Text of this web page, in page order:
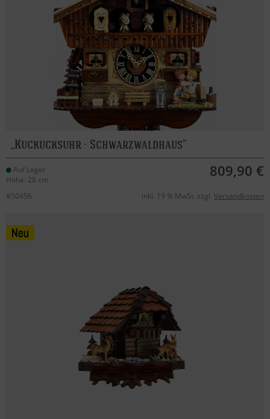
Kuckucksuhr - Schwarzwaldhaus
Auf Lager
Höhe: 28 cm
809,90 €
#50456 inkl. 19 % MwSt. zzgl. Versandkosten